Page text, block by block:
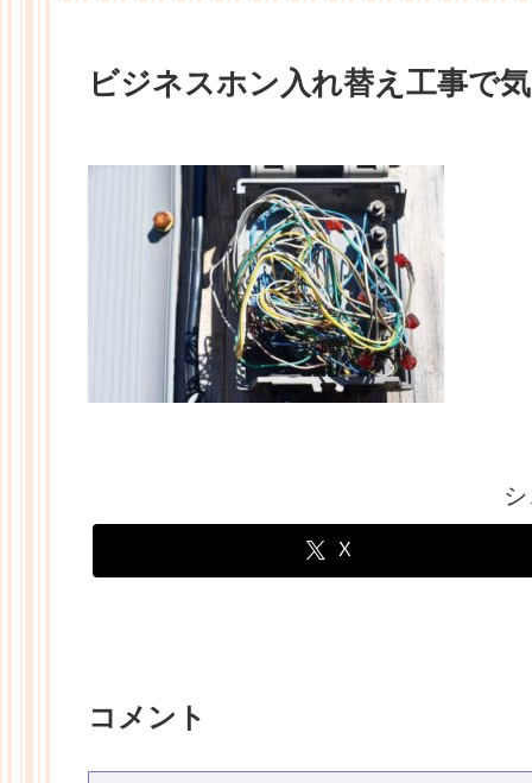
ビジネスホン入れ替え工事で
X
コメント